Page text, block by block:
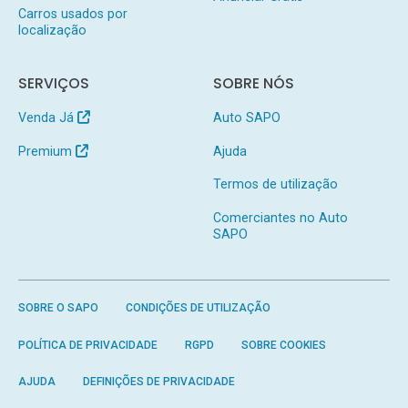
Carros usados por
localização
SERVIÇOS
Venda Já
Premium
SOBRE NÓS
Auto SAPO
Ajuda
Termos de utilização
Comerciantes no Auto
SAPO
SOBRE O SAPO CONDIÇÕES DE UTILIZAÇÃO
POLÍTICA DE PRIVACIDADE RGPD SOBRE COOKIES
AJUDA DEFINIÇÕES DE PRIVACIDADE